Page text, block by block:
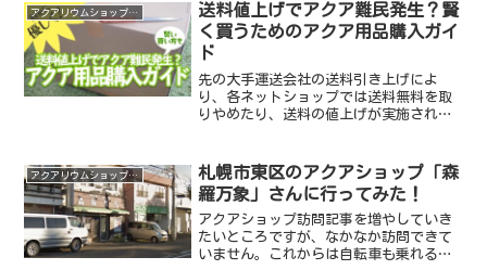
アクアリウムショップ情報
送料値上げでアクア難民発生？賢
く買うためのアクア用品購入ガイ
ド
先の大手運送会社の送料引き上げによ
り、各ネットショップでは送料無料を取
りやめたり、送料の値上げが実施されて
ったり、送料無料になる金額が上がった
りもしていますね。ネットショッ...
アクアリウムショップ情報
札幌市東区のアクアショップ「森
羅万象」さんに行ってみた！
アクアショップ訪問記事を増やしていき
たいところですが、なかなか訪問できて
いません。これからは自転車も乗れる季